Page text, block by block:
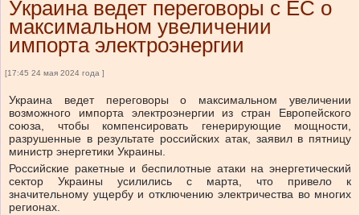
Украина ведет переговоры с ЕС о
максимальном увеличении
импорта электроэнергии
[17:45 24 мая 2024 года ]
Украина ведет переговоры о максимальном увеличении
возможного импорта электроэнергии из стран Европейского
союза, чтобы компенсировать генерирующие мощности,
разрушенные в результате российских атак, заявил в пятницу
министр энергетики Украины.
Российские ракетные и беспилотные атаки на энергетический
сектор Украины усилились с марта, что привело к
значительному ущербу и отключению электричества во многих
регионах.